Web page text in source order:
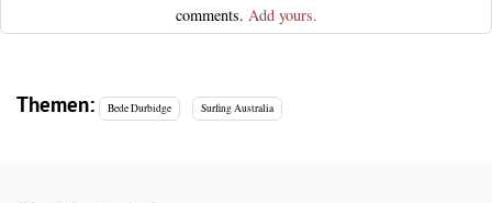
comments. Add yours.
Themen: Bede Durbidge Surfing Australia